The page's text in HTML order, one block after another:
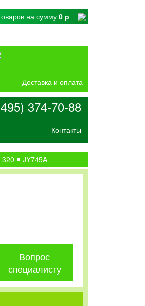
на сумму 0 р
Доставка и оплата
374-70-88
Контакты
320 JY745A
Вопрос
специалисту